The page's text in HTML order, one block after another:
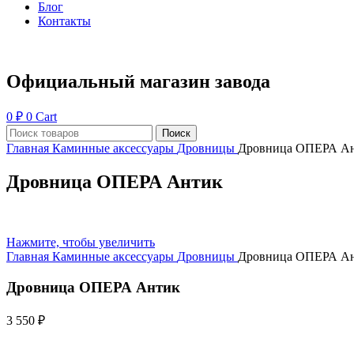
Блог
Контакты
Официальный магазин завода
0 ₽ 0 Cart
Поиск
Главная Каминные аксессуары Дровницы Дровница ОПЕРА
Дровница ОПЕРА Антик
Нажмите, чтобы увеличить
Главная Каминные аксессуары Дровницы Дровница ОПЕРА
Дровница ОПЕРА Антик
3 550 ₽